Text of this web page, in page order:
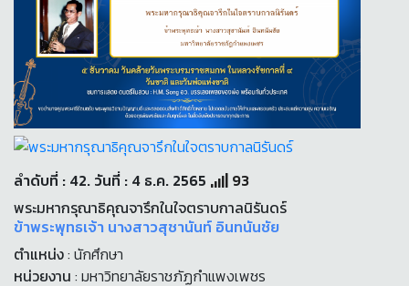
ลำดับที่ : 42. วันที่ : 4 ธ.ค. 2565
93
พระมหากรุณาธิคุณจารึกในใจตราบกาลนิรันดร์
ข้าพระพุทธเจ้า นางสาวสุชานันท์ อินทนันชัย
ตำแหน่ง: นักศึกษา
หน่วยงาน : มหาวิทยาลัยราชภัฏกำแพงเพชร